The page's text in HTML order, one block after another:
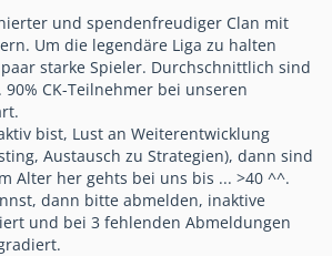
und spendenfreudiger Clan mit
Um die legendäre Liga zu halten
starke Spieler. Durchschnittlich sind
CK-Teilnehmer bei unseren
bist, Lust an Weiterentwicklung
Austausch zu Strategien), dann sind
Alter her gehts bei uns bis ... >40 ^^.
dann bitte abmelden, inaktive
und bei 3 fehlenden Abmeldungen